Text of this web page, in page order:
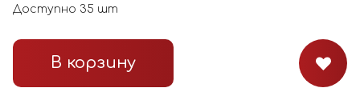
Доступно 35 шт
В корзину